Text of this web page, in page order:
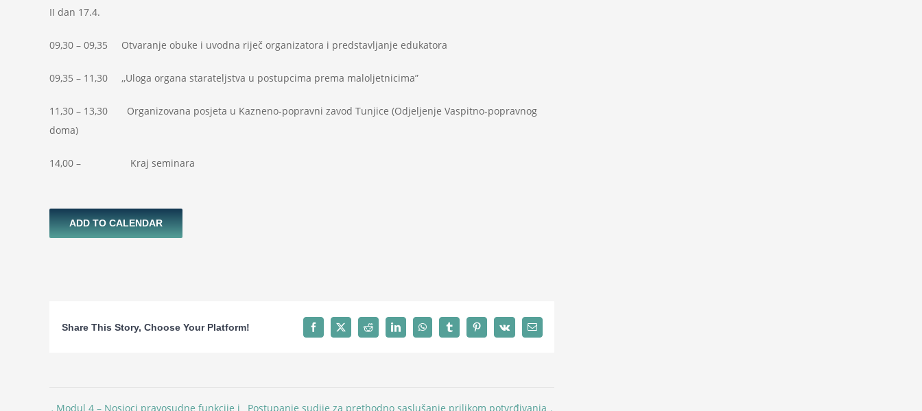
II dan 17.4.
09,30 – 09,35 Otvaranje obuke i uvodna riječ organizatora i predstavljanje edukatora
09,35 – 11,30 ,,Uloga organa starateljstva u postupcima prema maloljetnicima”
11,30 – 13,30 Organizovana posjeta u Kazneno-popravni zavod Tunjice (Odjeljenje Vaspitno-popravnog
doma)
14,00 – Kraj seminara
ADD TO CALENDAR
Share This Story, Choose Your Platform! Facebook
X Reddit LinkedInWhatsAppTumblrPinterest
Vk Email
Modul 4 – Nosioci pravosudne funkcije i Postupanje sudije za prethodno saslušanje prilikom potvrđivanja